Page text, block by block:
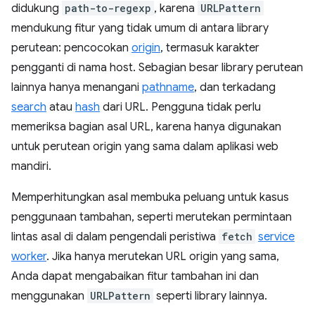
didukung path-to-regexp , karena URLPattern
mendukung fitur yang tidak umum di antara library
perutean: pencocokan origin, termasuk karakter
pengganti di nama host. Sebagian besar library perutean
lainnya hanya menangani pathname, dan terkadang
search atau hash dari URL. Pengguna tidak perlu
memeriksa bagian asal URL, karena hanya digunakan
untuk perutean origin yang sama dalam aplikasi web
mandiri.
Memperhitungkan asal membuka peluang untuk kasus
penggunaan tambahan, seperti merutekan permintaan
lintas asal di dalam pengendali peristiwa fetch service
worker. Jika hanya merutekan URL origin yang sama,
Anda dapat mengabaikan fitur tambahan ini dan
menggunakan URLPattern seperti library lainnya.